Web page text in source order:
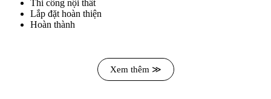
Thi công nội thất
Lắp đặt hoàn thiện
Hoàn thành
Xem thêm ≫